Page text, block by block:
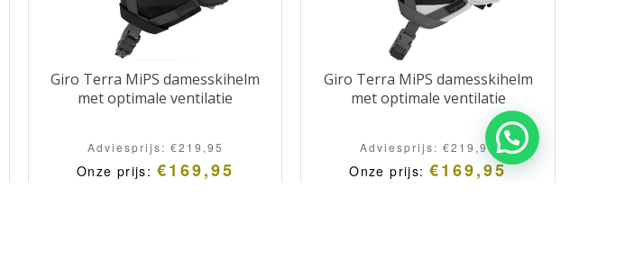
Giro Terra MiPS damesskihelm
met optimale ventilatie
Adviesprijs: €219,95
Onze prijs: €169,95
Giro Terra MiPS damesskihelm
met optimale ventilatie
Adviesprijs:€219,95
Onze prijs: €169,95